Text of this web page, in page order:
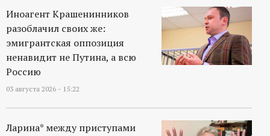
Иноагент Крашенинников
разоблачил своих же:
эмигрантская оппозиция
ненавидит не Путина, а всю
Россию
03 августа 2026 - 15:22
Ларина* между приступами